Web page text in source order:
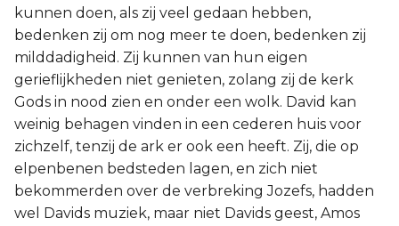
kunnen doen, als zij veel gedaan hebben,
bedenken zij om nog meer te doen, bedenken zij
milddadigheid. Zij kunnen van hun eigen
gerieflijkheden niet genieten, zolang zij de kerk
Gods in nood zien en onder een wolk. David kan
weinig behagen vinden in een cederen huis voor
zichzelf, tenzij de ark er ook een heeft. Zij, die op
elpenbenen bedsteden lagen, en zich niet
bekommerden over de verbreking Jozefs, hadden
wel Davids muziek, maar niet Davids geest, Amos